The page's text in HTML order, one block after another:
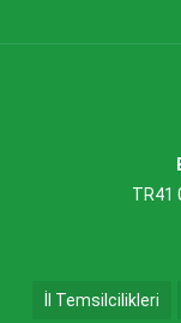
TR41
İl Temsilcilikleri